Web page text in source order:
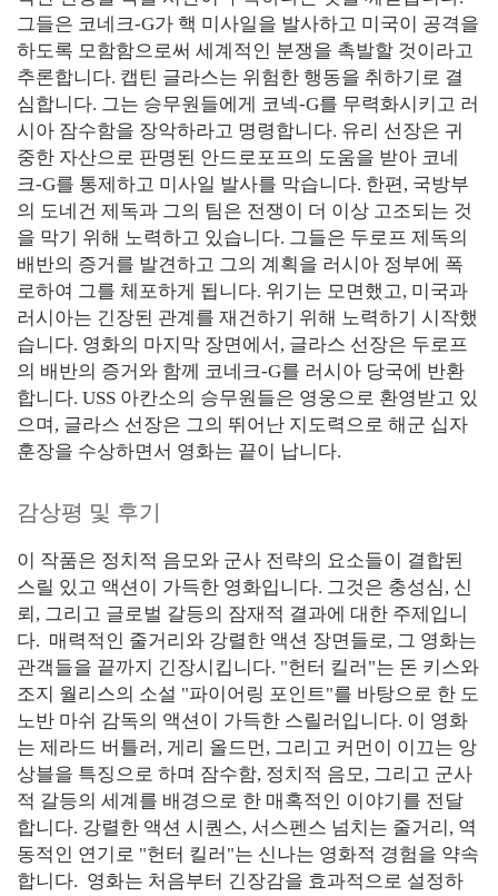
그들은 코네크-G가 핵 미사일을 발사하고 미국이 공격을
하도록 모함함으로써 세계적인 분쟁을 촉발할 것이라고
추론합니다. 캡틴 글라스는 위험한 행동을 취하기로 결
심합니다. 그는 승무원들에게 코넥-G를 무력화시키고 러
시아 잠수함을 장악하라고 명령합니다. 유리 선장은 귀
중한 자산으로 판명된 안드로포프의 도움을 받아 코네
크-G를 통제하고 미사일 발사를 막습니다. 한편, 국방부
의 도네건 제독과 그의 팀은 전쟁이 더 이상 고조되는 것
을 막기 위해 노력하고 있습니다. 그들은 두로프 제독의
배반의 증거를 발견하고 그의 계획을 러시아 정부에 폭
로하여 그를 체포하게 됩니다. 위기는 모면했고, 미국과
러시아는 긴장된 관계를 재건하기 위해 노력하기 시작했
습니다. 영화의 마지막 장면에서, 글라스 선장은 두로프
의 배반의 증거와 함께 코네크-G를 러시아 당국에 반환
합니다. USS 아칸소의 승무원들은 영웅으로 환영받고 있
으며, 글라스 선장은 그의 뛰어난 지도력으로 해군 십자
훈장을 수상하면서 영화는 끝이 납니다.
감상평 및 후기
이 작품은 정치적 음모와 군사 전략의 요소들이 결합된
스릴 있고 액션이 가득한 영화입니다. 그것은 충성심, 신
뢰, 그리고 글로벌 갈등의 잠재적 결과에 대한 주제입니
다. 매력적인 줄거리와 강렬한 액션 장면들로, 그 영화는
관객들을 끝까지 긴장시킵니다. "헌터 킬러"는 돈 키스와
조지 월리스의 소설 "파이어링 포인트"를 바탕으로 한 도
노반 마쉬 감독의 액션이 가득한 스릴러입니다. 이 영화
는 제라드 버틀러, 게리 올드먼, 그리고 커먼이 이끄는 앙
상블을 특징으로 하며 잠수함, 정치적 음모, 그리고 군사
적 갈등의 세계를 배경으로 한 매혹적인 이야기를 전달
합니다. 강렬한 액션 시퀀스, 서스펜스 넘치는 줄거리, 역
동적인 연기로 "헌터 킬러"는 신나는 영화적 경험을 약속
합니다. 영화는 처음부터 긴장감을 효과적으로 설정하